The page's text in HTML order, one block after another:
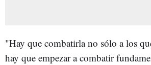
"Hay que combatirla no sólo a los
hay que empezar a combatir